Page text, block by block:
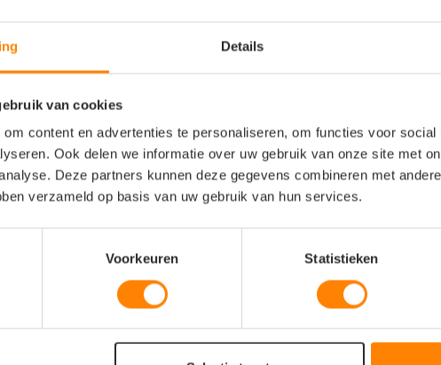
Details
van cookies
content en advertenties te personaliseren, om functies voor social
Ook delen we informatie over uw gebruik van onze site met
Deze partners kunnen deze gegevens combineren met
verzameld op basis van uw gebruik van hun services.
Voorkeuren Statistieken